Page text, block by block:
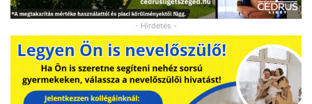
- Hirdetés -